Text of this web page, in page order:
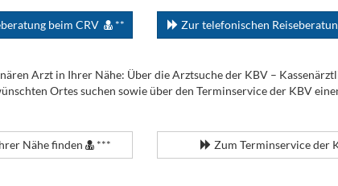
beim CRV ** Zur telefonischen
Arzt in Ihrer Nähe: Über die Arztsuche der KBV –
Ortes suchen sowie über den Terminservice der KBV
Nähe finden *** Zum Terminservice der